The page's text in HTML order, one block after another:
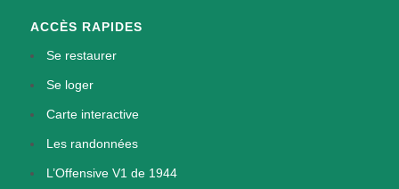
ACCÈS RAPIDES
Se restaurer
Se loger
Carte interactive
Les randonnées
L’Offensive V1 de 1944